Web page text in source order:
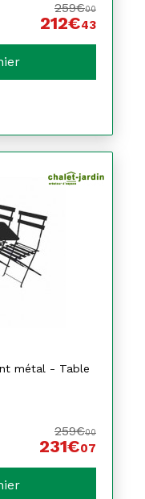
259€00
212€43
métal - Table
259€00
231€07